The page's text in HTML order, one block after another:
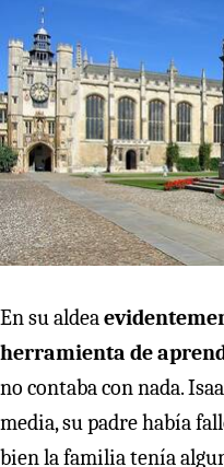
En su aldea
herramienta de
no contaba con nada.
media, su padre había
bien la familia tenía